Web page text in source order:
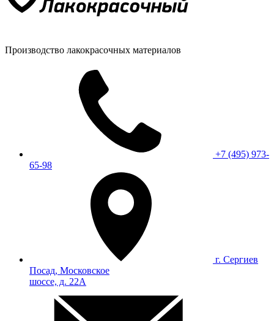
Производство лакокрасочных материалов
+7 (495) 973-
65-98
г. Сергиев
Посад, Московское
шоссе, д. 22А